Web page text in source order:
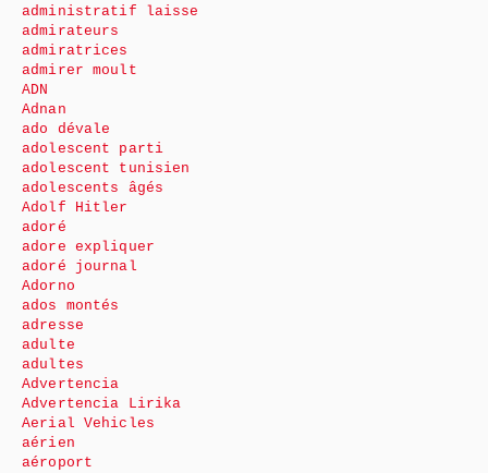
administratif laisse
admirateurs
admiratrices
admirer moult
ADN
Adnan
ado dévale
adolescent parti
adolescent tunisien
adolescents âgés
Adolf Hitler
adoré
adore expliquer
adoré journal
Adorno
ados montés
adresse
adulte
adultes
Advertencia
Advertencia Lirika
Aerial Vehicles
aérien
aéroport